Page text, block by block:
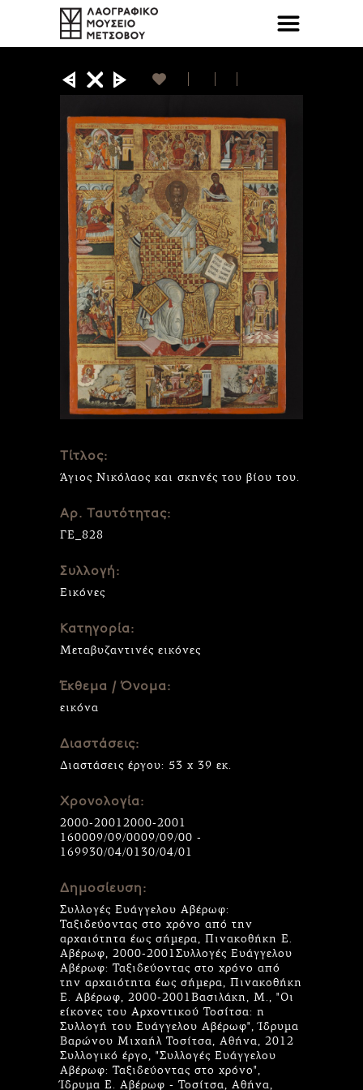
Τίτλος:
Άγιος Νικόλαος και σκηνές του βίου του.
Αρ. Ταυτότητας:
ΓΕ_828
Συλλογή:
Εικόνες
Κατηγορία:
Μεταβυζαντινές εικόνες
Έκθεμα / Όνομα:
εικόνα
Διαστάσεις:
Διαστάσεις έργου: 53 x 39 εκ.
Χρονολογία:
2000-20012000-2001
160009/09/0009/09/00 -
169930/04/0130/04/01
Δημοσίευση:
Συλλογές Ευάγγελου Αβέρωφ:
Ταξιδεύοντας στο χρόνο από την
αρχαιότητα έως σήμερα, Πινακοθήκη Ε.
Αβέρωφ, 2000-2001Συλλογές Ευάγγελου
Αβέρωφ: Ταξιδεύοντας στο χρόνο από
την αρχαιότητα έως σήμερα, Πινακοθήκη
Ε. Αβέρωφ, 2000-2001Βασιλάκη, Μ., "Οι
είκονες του Αρχοντικού Τοσίτσα: η
Συλλογή του Ευάγγελου Αβέρωφ", Ίδρυμα
Βαρώνου Μιχαήλ Τοσίτσα, Αθήνα, 2012
Συλλογικό έργο, "Συλλογές Ευάγγελου
Αβέρωφ: Ταξιδεύοντας στο χρόνο",
Ίδρυμα Ε. Αβέρωφ - Τοσίτσα, Αθήνα,